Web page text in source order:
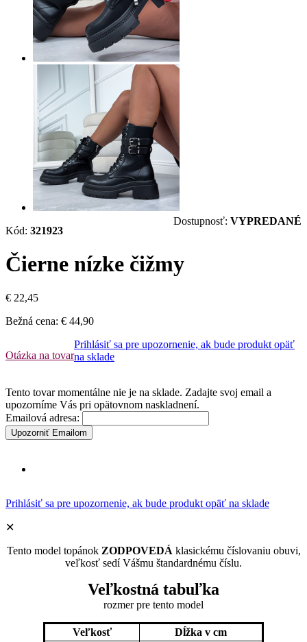
Kód: 321923
Dostupnosť: VYPREDANÉ
Čierne nízke čižmy
€ 22,45
Bežná cena: € 44,90
Otázka na tovar
Prihlásiť sa pre upozornenie, ak bude produkt opäť
na sklade
Tento tovar momentálne nie je na sklade. Zadajte svoj email a
upozorníme Vás pri opätovnom naskladnení.
Emailová adresa:
Upozorniť Emailom
Prihlásiť sa pre upozornenie, ak bude produkt opäť na sklade
✕
Tento model topánok ZODPOVEDÁ klasickému číslovaniu obuvi,
veľkosť sedí Vášmu štandardnému číslu.
Veľkostná tabuľka
rozmer pre tento model
Veľkosť
Dĺžka v cm